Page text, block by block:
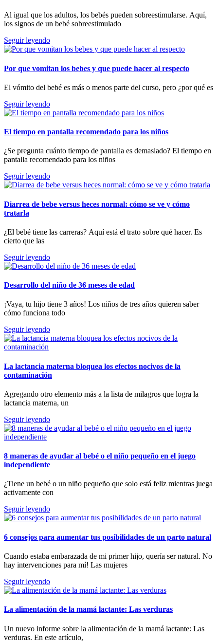
Al igual que los adultos, los bebés pueden sobreestimularse. Aquí,
los signos de un bebé sobreestimulado
Seguir leyendo
Por que vomitan los bebes y que puede hacer al respecto
El vómito del bebé es más o menos parte del curso, pero ¿por qué es
Seguir leyendo
El tiempo en pantalla recomendado para los niños
¿Se pregunta cuánto tiempo de pantalla es demasiado? El tiempo en
pantalla recomendado para los niños
Seguir leyendo
Diarrea de bebe versus heces normal: cómo se ve y cómo
tratarla
¿El bebé tiene las carreras? Aquí está el trato sobre qué hacer. Es
cierto que las
Seguir leyendo
Desarrollo del niño de 36 meses de edad
¡Vaya, tu hijo tiene 3 años! Los niños de tres años quieren saber
cómo funciona todo
Seguir leyendo
La lactancia materna bloquea los efectos nocivos de la
contaminación
Agregando otro elemento más a la lista de milagros que logra la
lactancia materna, un
Seguir leyendo
8 maneras de ayudar al bebé o el niño pequeño en el juego
independiente
¿Tiene un bebé o un niño pequeño que solo está feliz mientras juega
activamente con
Seguir leyendo
6 consejos para aumentar tus posibilidades de un parto natural
Cuando estaba embarazada de mi primer hijo, quería ser natural. No
hay intervenciones para mí! Las mujeres
Seguir leyendo
La alimentación de la mamá lactante: Las verduras
Un nuevo informe sobre la alimentación de la mamá lactante: Las
verduras. En este artículo,